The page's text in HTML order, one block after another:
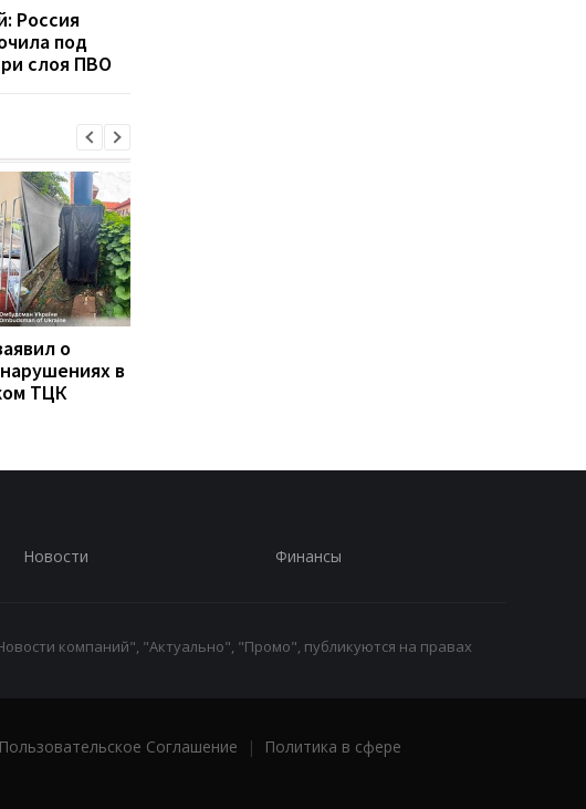
Россия
под
слоя ПВО
о
в
ТЦК
Новости Финансы
компаний", "Актуально", "Промо", публикуются на правах
Пользовательское Соглашение |
Политика в сфере